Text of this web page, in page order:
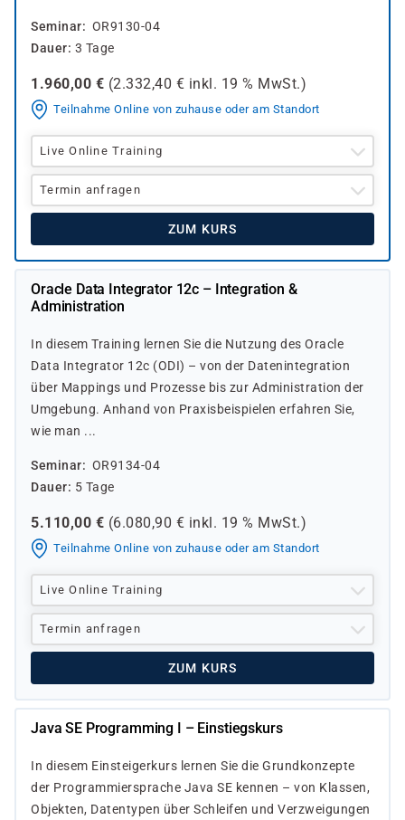
Seminar
OR9130-04
Dauer 3 Tage
1.960,00 € (2.332,40 € inkl. 19 % MwSt.)
Teilnahme Online von zuhause oder am Standort
Live Online Training
Termin anfragen
ZUM KURS
Oracle Data Integrator 12c – Integration &
Administration
In diesem Training lernen Sie die Nutzung des Oracle
Data Integrator 12c (ODI) – von der Datenintegration
über Mappings und Prozesse bis zur Administration der
Umgebung. Anhand von Praxisbeispielen erfahren Sie,
wie man ...
Seminar
OR9134-04
Dauer
5 Tage
5.110,00 € (6.080,90 € inkl. 19 % MwSt.)
Teilnahme Online von zuhause oder am Standort
Live Online Training
Termin anfragen
ZUM KURS
Java SE Programming I – Einstiegskurs
In diesem Einsteigerkurs lernen Sie die Grundkonzepte
der Programmiersprache Java SE kennen – von Klassen,
Objekten, Daten­typen über Schleifen und Verzweigungen